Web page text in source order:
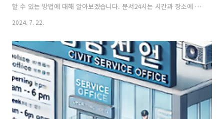
할 수 있는 방법에 대해 알아보겠습니다. 문서24시는 시간과 장소에 구
애받지 않고 다양한 문서 작업을 온라인으로 처리할 수 있어 업무 효율
용법, 그리고 연관된 궁금한 정보를 제공해 드립니다. 문서24시란 무엇
인가요?문서24시는 민간기업, 단체, 개인이 행정 및 공공기관과 전자문
서를 송수신할 수 있는 서비스입니다. 과거에는 문서를 직접 기관에 방문
하여 제출해야 했지만, 이제는 온라인을 통해 간편하게 처리할 수 있습니
다. 이 서비스는 시간과 장소에 구애받지 않고 문서를 작성, 발송, 확인할
수 있어 업무 효율성..
2024. 7. 22.